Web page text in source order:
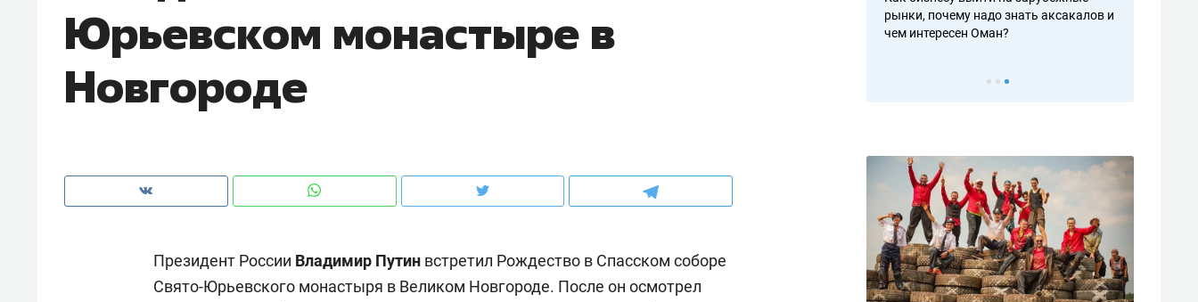
Юрьевском монастыре в
Новгороде
Президент России Владимир Путин встретил Рождество в Спасском соборе
Свято-Юрьевского монастыря в Великом Новгороде. После он осмотрел
чем интересен Оман?
клиентах и чудных запросах мастеров
рынки, почему надо знать аксакалов и
чем интересен Оман?